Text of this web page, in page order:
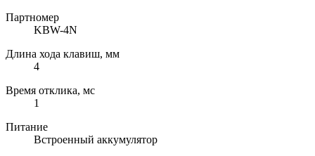
Партномер
KBW-4N
Длина хода клавиш, мм
4
Время отклика, мс
1
Питание
Встроенный аккумулятор